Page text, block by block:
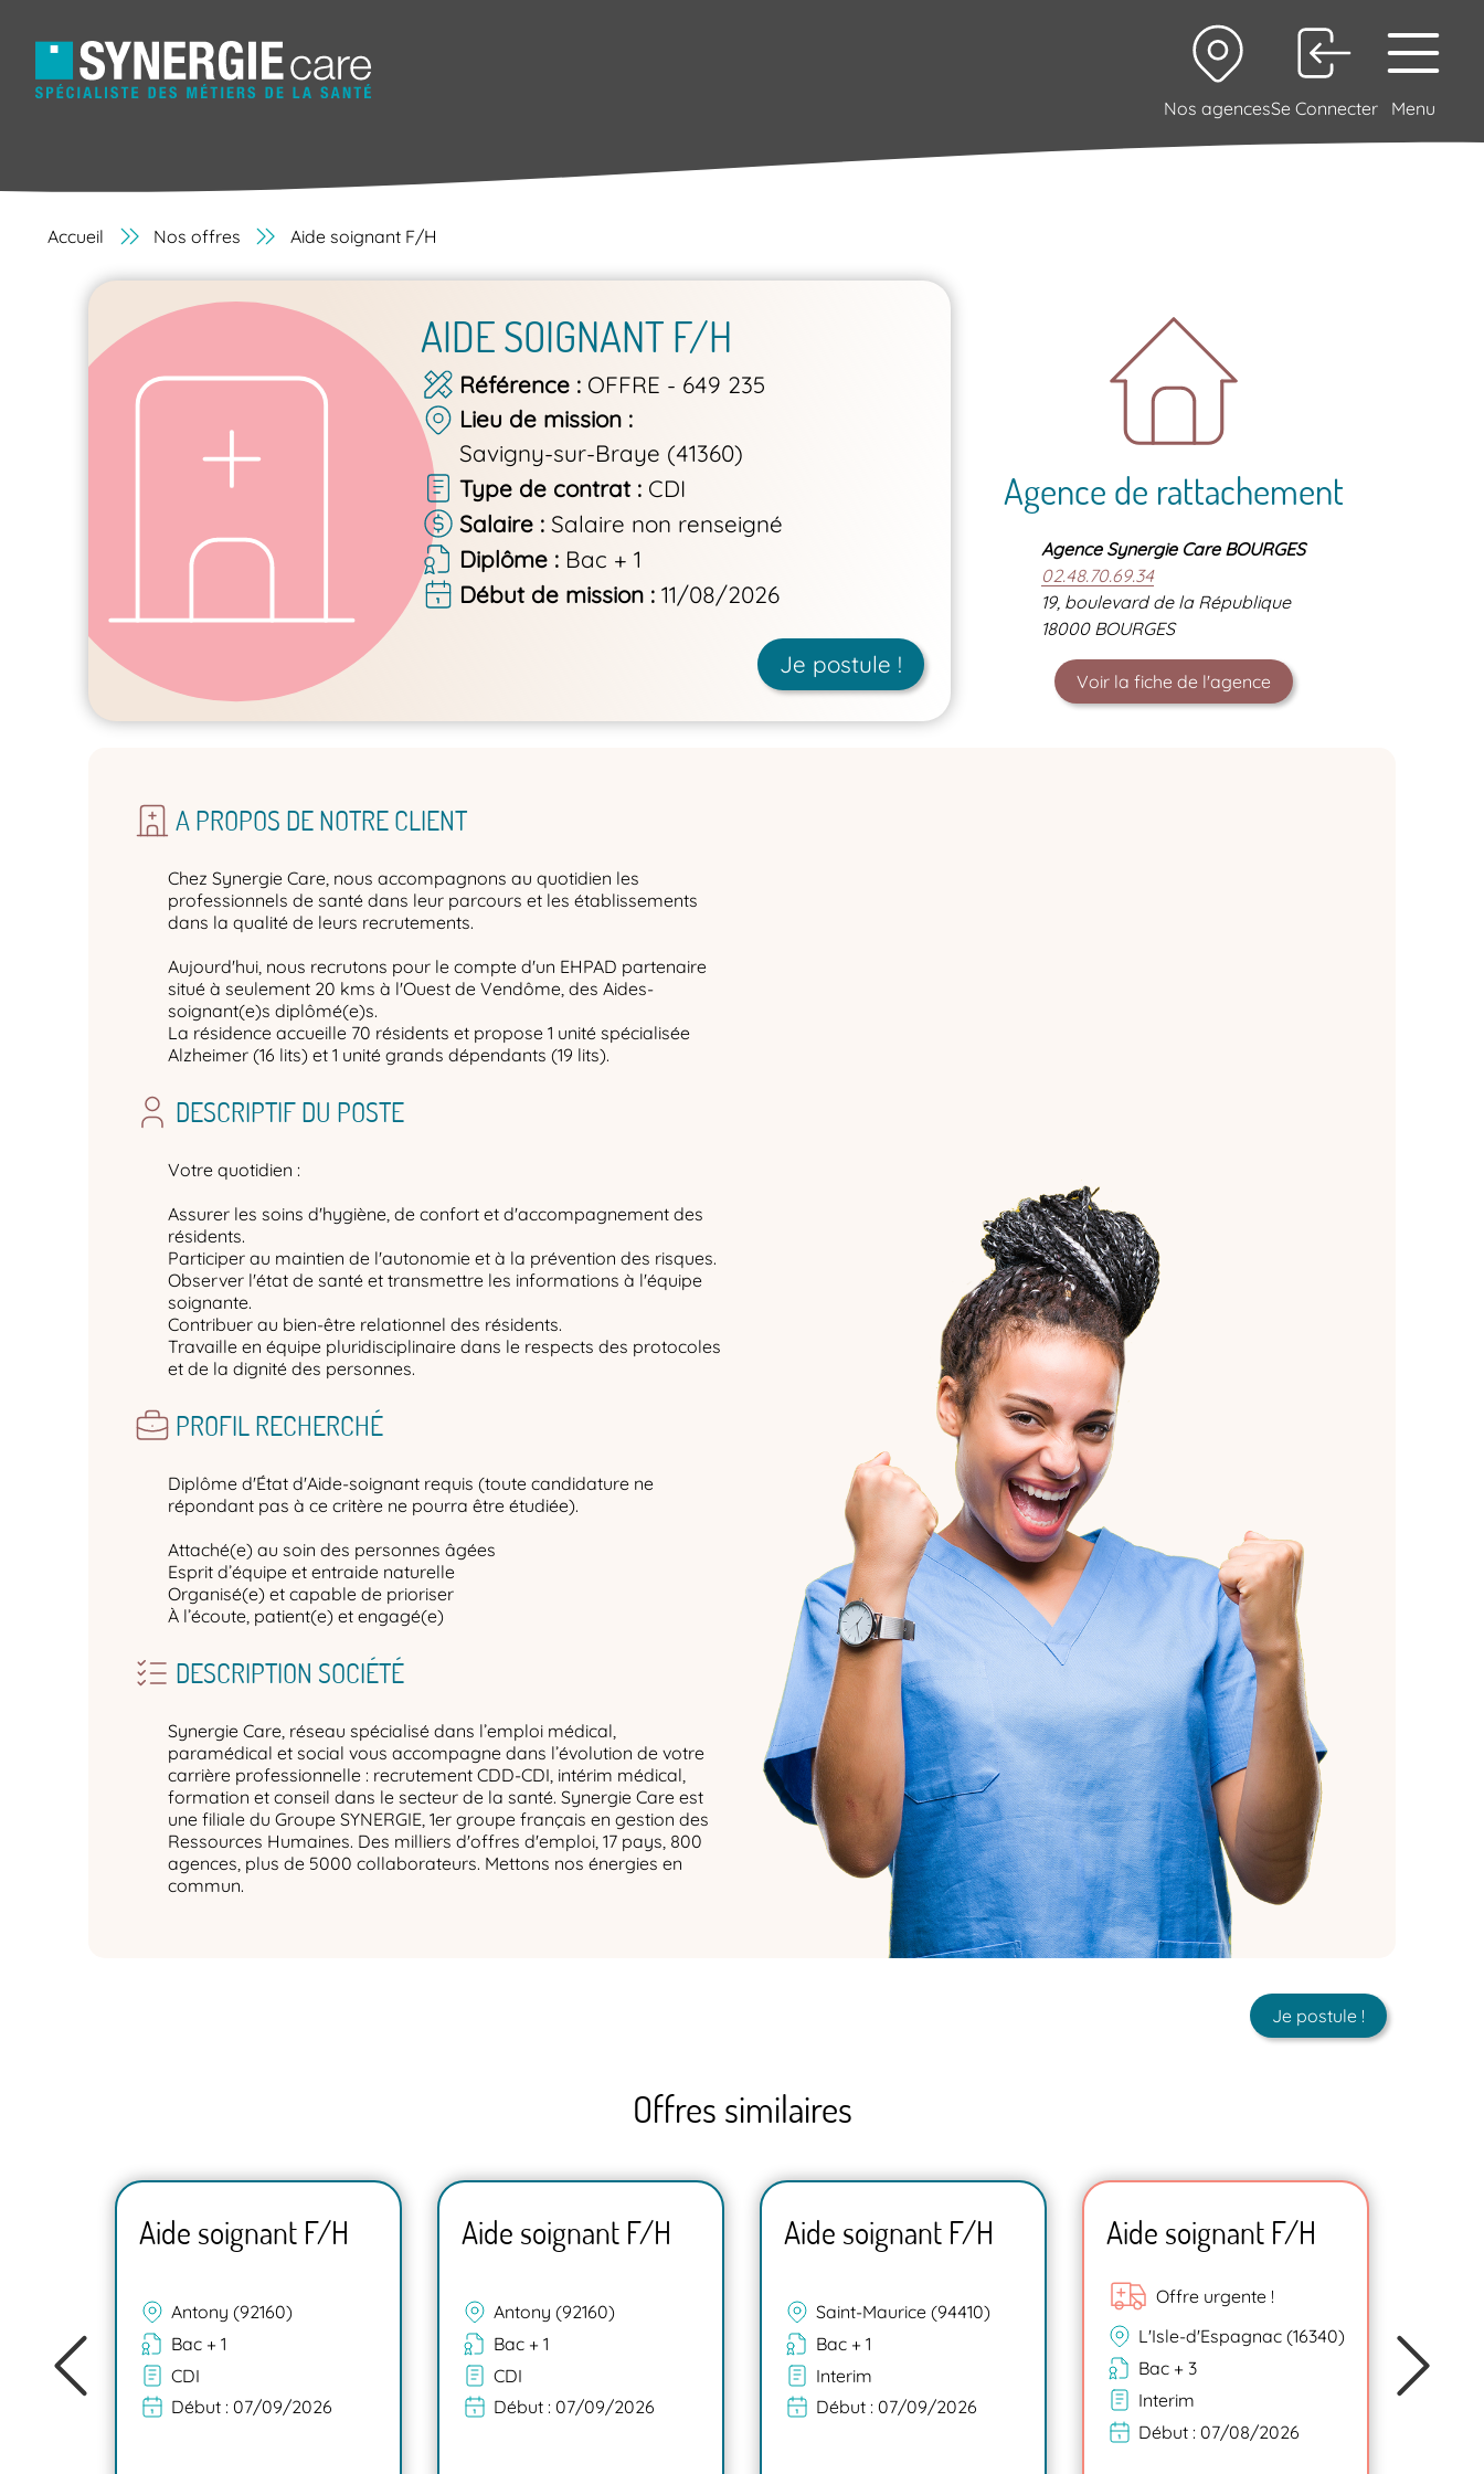
Nos agencesSe Connecter Menu
Accueil Nos offres Aide soignant F/H
AIDE SOIGNANT F/H
Référence
OFFRE - 649 235
Lieu de mission
Savigny-sur-Braye (41360)
Type de contrat
CDI
Salaire
Salaire non renseigné
Diplôme
Bac + 1
Début de mission
11/08/2026
Je postule !
Agence de rattachement
Agence Synergie Care BOURGES
02.48.70.69.34
19, boulevard de la République
18000 BOURGES
Voir la fiche de l'agence
A PROPOS DE NOTRE CLIENT
Chez Synergie Care, nous accompagnons au quotidien les
professionnels de santé dans leur parcours et les établissements
dans la qualité de leurs recrutements.
Aujourd'hui, nous recrutons pour le compte d'un EHPAD partenaire
situé à seulement 20 kms à l'Ouest de Vendôme, des Aides-
soignant(e)s diplômé(e)s.
La résidence accueille 70 résidents et propose 1 unité spécialisée
Alzheimer (16 lits) et 1 unité grands dépendants (19 lits).
DESCRIPTIF DU POSTE
Votre quotidien :
Assurer les soins d'hygiène, de confort et d'accompagnement des
résidents.
Participer au maintien de l'autonomie et à la prévention des risques.
Observer l'état de santé et transmettre les informations à l'équipe
soignante.
Contribuer au bien-être relationnel des résidents.
Travaille en équipe pluridisciplinaire dans le respects des protocoles
et de la dignité des personnes.
PROFIL RECHERCHÉ
Diplôme d'État d'Aide-soignant requis (toute candidature ne
répondant pas à ce critère ne pourra être étudiée).
Attaché(e) au soin des personnes âgées
Esprit d’équipe et entraide naturelle
Organisé(e) et capable de prioriser
À l’écoute, patient(e) et engagé(e)
DESCRIPTION SOCIÉTÉ
Synergie Care, réseau spécialisé dans l’emploi médical,
paramédical et social vous accompagne dans l’évolution de votre
carrière professionnelle : recrutement CDD-CDI, intérim médical,
formation et conseil dans le secteur de la santé. Synergie Care est
une filiale du Groupe SYNERGIE, 1er groupe français en gestion des
Ressources Humaines. Des milliers d'offres d'emploi, 17 pays, 800
agences, plus de 5000 collaborateurs. Mettons nos énergies en
commun.
Je postule !
Offres similaires
Aide soignant F/H
Antony (92160)
Bac + 1
CDI
Début : 07/09/2026
Aide soignant F/H
Antony (92160)
Bac + 1
CDI
Début : 07/09/2026
Aide soignant F/H
Saint-Maurice (94410)
Bac + 1
Interim
Début : 07/09/2026
Aide soignant F/H
Offre urgente !
L'Isle-d'Espagnac (16340)
Bac + 3
Interim
Début : 07/08/2026